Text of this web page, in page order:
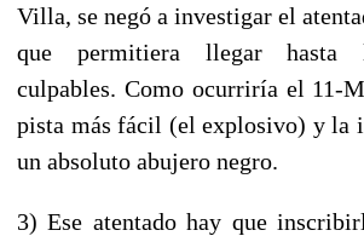
Villa, se negó a investigar el
que permitiera llegar hasta
culpables. Como ocurriría el 11-
pista más fácil (el explosivo) y la
un absoluto abujero negro.
3) Ese atentado hay que